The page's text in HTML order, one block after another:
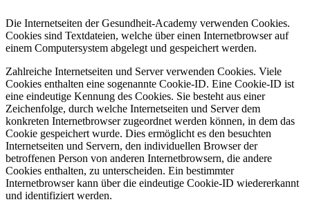
Die Internetseiten der Gesundheit-Academy verwenden Cookies.
Cookies sind Textdateien, welche über einen Internetbrowser auf
einem Computersystem abgelegt und gespeichert werden.
Zahlreiche Internetseiten und Server verwenden Cookies. Viele
Cookies enthalten eine sogenannte Cookie-ID. Eine Cookie-ID ist
eine eindeutige Kennung des Cookies. Sie besteht aus einer
Zeichenfolge, durch welche Internetseiten und Server dem
konkreten Internetbrowser zugeordnet werden können, in dem das
Cookie gespeichert wurde. Dies ermöglicht es den besuchten
Internetseiten und Servern, den individuellen Browser der
betroffenen Person von anderen Internetbrowsern, die andere
Cookies enthalten, zu unterscheiden. Ein bestimmter
Internetbrowser kann über die eindeutige Cookie-ID wiedererkannt
und identifiziert werden.